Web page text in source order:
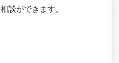
談ができます。